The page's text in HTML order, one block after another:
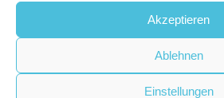
Akzeptieren
Ablehnen
Einstellungen
©2026 Boulderwelt